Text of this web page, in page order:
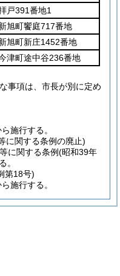
戸391番地1
旭町饗庭717番地
旭町新庄1452番地
津町途中谷236番地
事項は、市長が別に定め
施行する。
に関する条例の廃止)
に関する条例(昭和39年
。
第18号)
施行する。